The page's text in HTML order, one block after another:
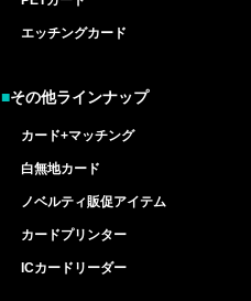
エッチングカード
■その他ラインナップ
カード+マッチング
白無地カード
ノベルティ販促アイテム
カードプリンター
ICカードリーダー